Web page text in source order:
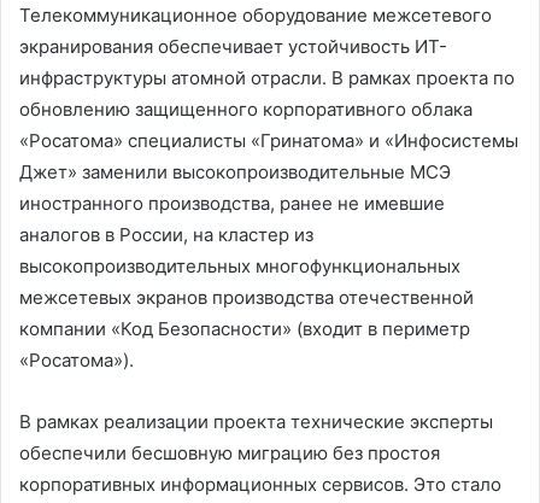
Телекоммуникационное оборудование межсетевого
экранирования обеспечивает устойчивость ИТ-
инфраструктуры атомной отрасли. В рамках проекта по
обновлению защищенного корпоративного облака
«Росатома» специалисты «Гринатома» и «Инфосистемы
Джет» заменили высокопроизводительные МСЭ
иностранного производства, ранее не имевшие
аналогов в России, на кластер из
высокопроизводительных многофункциональных
межсетевых экранов производства отечественной
компании «Код Безопасности» (входит в периметр
«Росатома»).
В рамках реализации проекта технические эксперты
обеспечили бесшовную миграцию без простоя
корпоративных информационных сервисов. Это стало